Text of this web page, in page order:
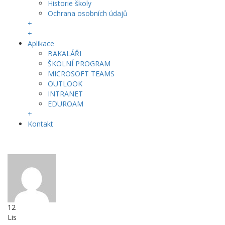
Historie školy
Ochrana osobních údajů
+
+
Aplikace
BAKALÁŘI
ŠKOLNÍ PROGRAM
MICROSOFT TEAMS
OUTLOOK
INTRANET
EDUROAM
+
Kontakt
12
Lis